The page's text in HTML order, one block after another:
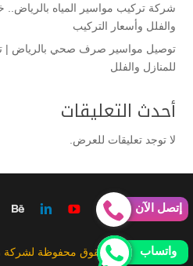
شركة تركيب مواسير المياه بالرياض..
والفلل وأسعار التركيب
توصيل مواسير صرف صحي بالرياض |
للمنازل والفلل
أحدث التعليقات
لا توجد تعليقات للعرض.
جميع الحقوق محفوظة لشركة
إتصل الآن
واتساب